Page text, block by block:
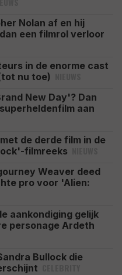
Nolan af en hij
een filmrol verloor
in de enorme cast
nu toe)
New Day'? Dan
aan
de derde film in de
filmreeks
Weaver deed
pro voor 'Alien:
aankondiging gelijk
personage Ardeth
Bullock die